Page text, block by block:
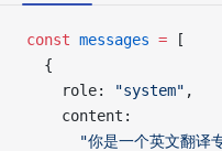
const messages = [
  {
    role:
"system" ,
    content:
"你是一个英文翻译